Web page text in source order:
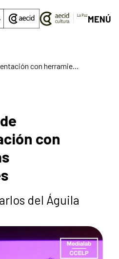
MENÚ
Laboratorio de experimentación con herramientas audiovisuales
con
del Águila